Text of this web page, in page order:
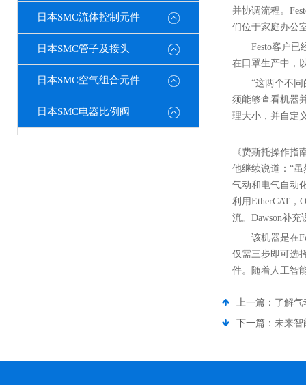
日本SMC流体控制元件
日本SMC管子及接头
日本SMC空气组合元件
日本SMC电器比例阀
并协调流程。
们位于家庭办公
Festo客户已
在口罩生产中，
“这两个不
须能够查看机器
理大小，并自定
《费斯托操作
他继续说道：“
气动和电气自动
利用EtherCAT，
流。Dawson补
该机器是在
仅需三步即可选
件。随着人工智
上一篇： 了解气
下一篇： 未来智